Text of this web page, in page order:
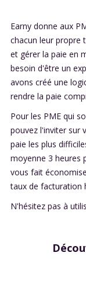
Earny donne aux
chacun leur propre
et gérer la paie en
besoin d'être un
avons créé une
rendre la paie
Pour les PME qui
pouvez l'inviter sur
paie les plus
moyenne 3 heures
vous fait
taux de facturation
N'hésitez pas à